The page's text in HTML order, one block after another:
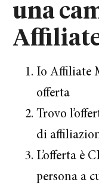
una
Io Affiliate
offerta
Trovo
di
L’offerta è
persona a